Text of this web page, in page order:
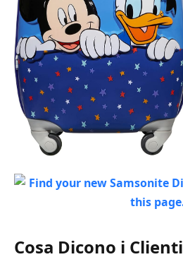
Cosa Dicono i Clienti